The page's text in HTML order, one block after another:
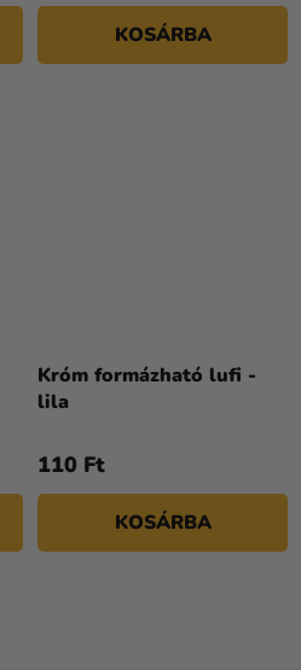
KOSÁRBA
Króm formázható lufi -
lila
110 Ft
KOSÁRBA